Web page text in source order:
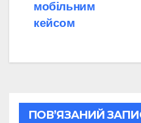
мобільним
кейсом
ПОВ’ЯЗАНИЙ